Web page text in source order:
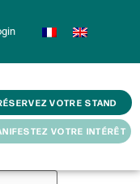
VOTRE STAND
VOTRE INTÉRÊT